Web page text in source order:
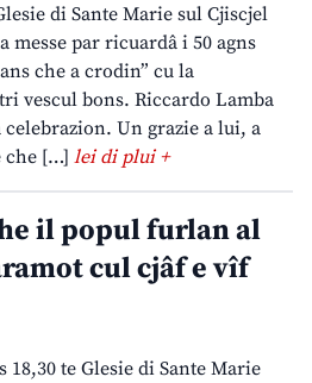
di Sante Marie sul Cjiscjel
messe par ricuardâ i 50 agns
che a crodin” cu la
vescul bons. Riccardo Lamba
celebrazion. Un grazie a lui, a
che […] lei di plui +
il popul furlan al
cul cjâf e vîf
te Glesie di Sante Marie